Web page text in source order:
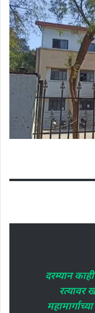
दरम्यान